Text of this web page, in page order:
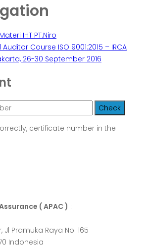
Materi IHT PT.Niro
Auditor Course ISO 9001:2015 – IRCA
26-30 September 2016
certificate number in the
( APAC ) :
Jl Pramuka Raya No. 165
Indonesia